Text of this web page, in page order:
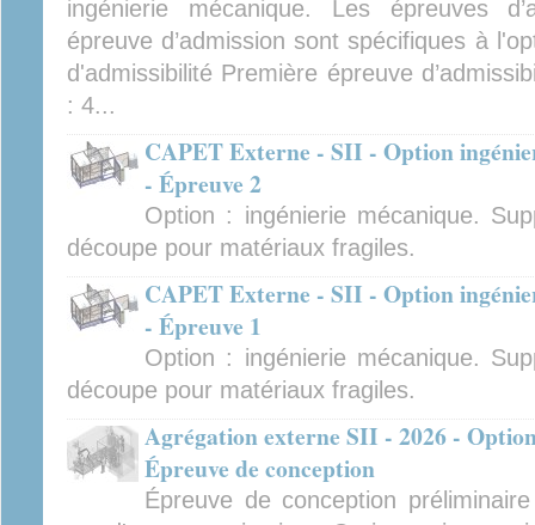
ingénierie mécanique. Les épreuves
épreuve d’admission sont spécifiques à
d'admissibilité Première épreuve
: 4...
CAPET Externe - SII - Option
- Épreuve 2
Option : ingénierie mécanique.
découpe pour matériaux fragiles.
CAPET Externe - SII - Option
- Épreuve 1
Option : ingénierie mécanique.
découpe pour matériaux fragiles.
Agrégation externe SII - 2026 -
Épreuve de conception
Épreuve de conception